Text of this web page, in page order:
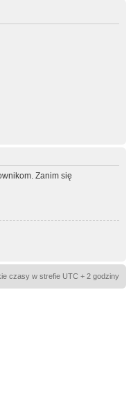
Zanim się
czasy w strefie UTC + 2 godziny